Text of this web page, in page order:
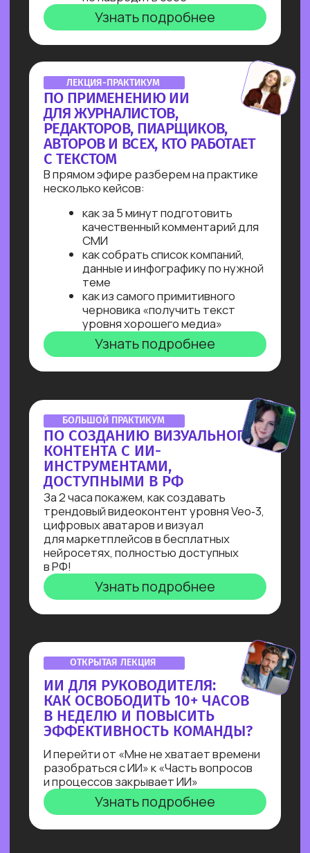
ОNLINE-ПРАКТИКУМ
ПО ЧАТ-БОТАМ
Узнай, как с нуля начать зарабатывать
на чат-ботах и уже через пару месяцев
и выйти на 100 т.р. за проект, создавая
востребованные решения для бизнеса
Узнайте, как освоить классическое
программирование и востребованные
методы разработкив 2−4 раза быстрее
с помощью нейросетей и no-соde
инструментов!
— Узнайте, как с нуля начать
зарабатывать на чат-ботах и уже через
пару месяцев и выйти на 100 т.р.
за проект, создавая востребованные
решения для бизнеса
Высшее образование 2
ПРАКТИКУМ
ПО ЧАТ-БОТАМ:КАК
НАЧАТЬ ЗАРАБАТЫВАТЬ
НА БОТАХ В ЭПОХУ
БЛОКИРОВОК
ОNLINE-ПРАКТИКУМ
КАК СОБРАТЬ ИНТЕРНЕТ
МАГАЗИН В БОТЕ ЗА 40
МИН. С ПОМОЩЬЮ ИИ
В прямом эфире технический директор
Зерокодер за 40 минут соберет ИИ-
бота для заказов цветов без кода и
расскажет, сколько за это платят!
Узнать подробнее
СОЗДАЙ БОТА-НУТРИЦИОЛОГА
Всего за три урока ты выполнишь
реальный заказ с биржи: соберёшь
полноценного бота-нутрициолога
с ИИI-ассистентом
на Salebot и поймешь, можешь ли
ты зарабатывать на разработке чат-
ботов от 100 т.р.
Промпт-инжиниринг
Чат-боты
Вайб-кодинг